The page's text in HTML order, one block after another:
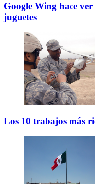
Google Wing hace
juguetes
Los 10 trabajos más